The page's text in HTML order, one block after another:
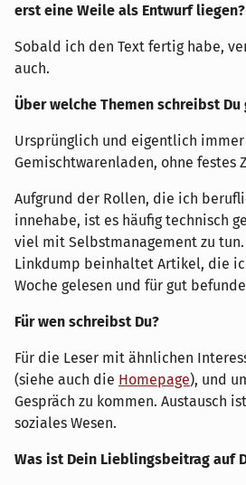
erst eine Weile als Entwurf liegen?
Sobald ich den Text fertig habe,
auch.
Über welche Themen schreibst Du
Ursprünglich und eigentlich
Gemischtwarenladen, ohne festes
Aufgrund der Rollen, die ich
innehabe, ist es häufig technisch
viel mit Selbstmanagement zu tun.
Linkdump beinhaltet Artikel, die
Woche gelesen und für gut
Für wen schreibst Du?
Für die Leser mit ähnlichen
(siehe auch die Homepage), und
Gespräch zu kommen. Austausch
soziales Wesen.
Was ist Dein Lieblingsbeitrag auf